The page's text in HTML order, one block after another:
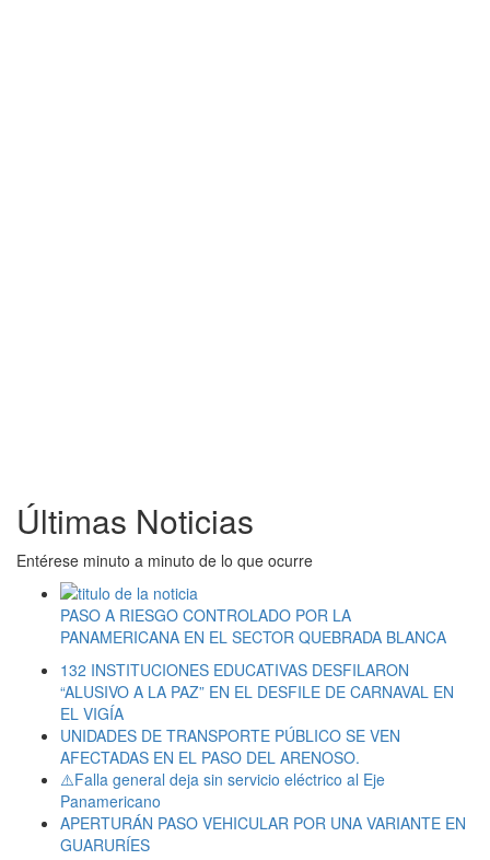
Últimas Noticias
Entérese minuto a minuto de lo que ocurre
PASO A RIESGO CONTROLADO POR LA
PANAMERICANA EN EL SECTOR QUEBRADA BLANCA
132 INSTITUCIONES EDUCATIVAS DESFILARON
“ALUSIVO A LA PAZ” EN EL DESFILE DE CARNAVAL EN
EL VIGÍA
UNIDADES DE TRANSPORTE PÚBLICO SE VEN
AFECTADAS EN EL PASO DEL ARENOSO.
⚠️Falla general deja sin servicio eléctrico al Eje
Panamericano
APERTURÁN PASO VEHICULAR POR UNA VARIANTE EN
GUARURÍES